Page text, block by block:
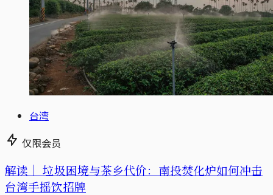
台湾
仅限会员
解读｜ 垃圾困境与茶乡代价：南投焚化炉如何冲击
台湾手摇饮招牌